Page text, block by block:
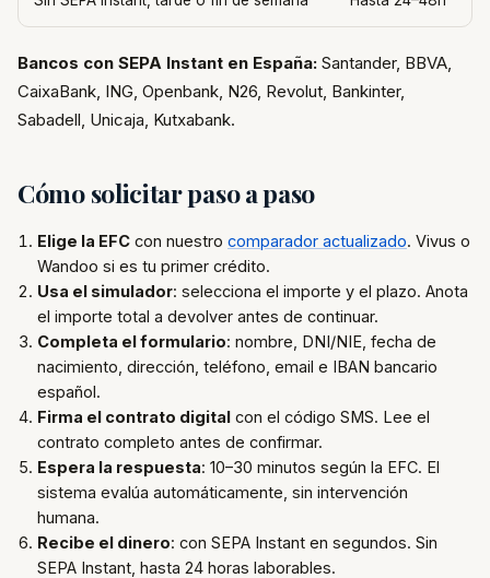
Bancos con SEPA Instant en España: Santander, BBVA,
CaixaBank, ING, Openbank, N26, Revolut, Bankinter,
Sabadell, Unicaja, Kutxabank.
Cómo solicitar paso a paso
Elige la EFC con nuestro comparador actualizado. Vivus o
Wandoo si es tu primer crédito.
Usa el simulador: selecciona el importe y el plazo. Anota
el importe total a devolver antes de continuar.
Completa el formulario: nombre, DNI/NIE, fecha de
nacimiento, dirección, teléfono, email e IBAN bancario
español.
Firma el contrato digital con el código SMS. Lee el
contrato completo antes de confirmar.
Espera la respuesta: 10–30 minutos según la EFC. El
sistema evalúa automáticamente, sin intervención
humana.
Recibe el dinero: con SEPA Instant en segundos. Sin
SEPA Instant, hasta 24 horas laborables.